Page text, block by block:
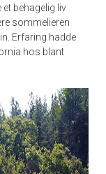
behagelig liv
sommelieren
Erfaring hadde
hos blant